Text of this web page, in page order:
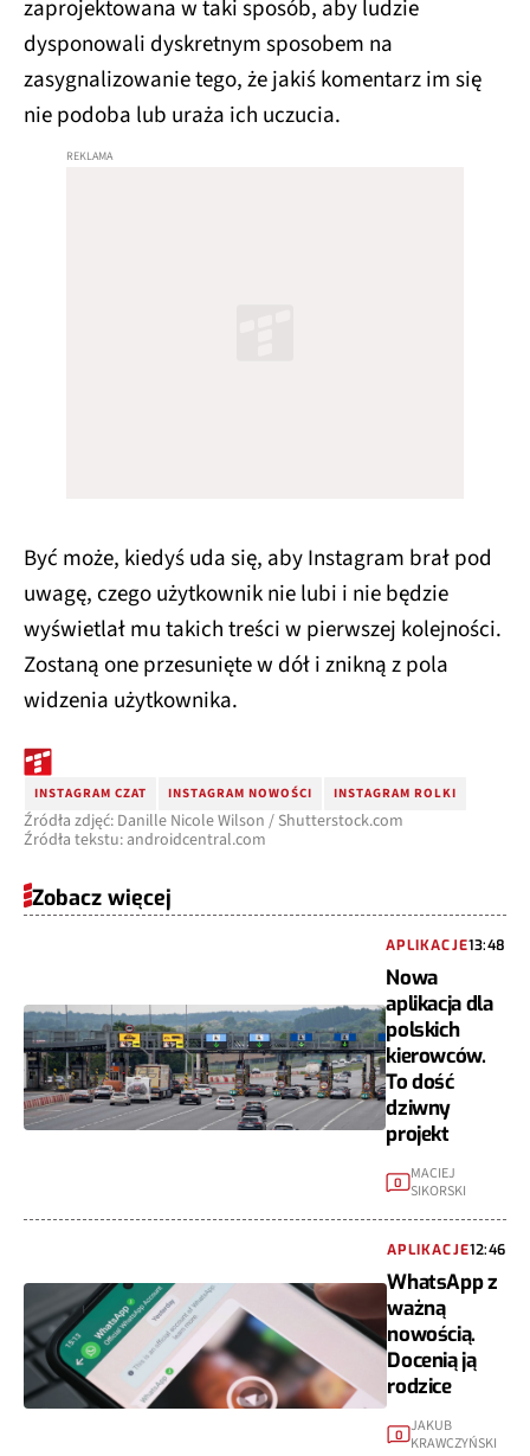
zaprojektowana w taki sposób, aby ludzie
dysponowali dyskretnym sposobem na
zasygnalizowanie tego, że jakiś komentarz im się
nie podoba lub uraża ich uczucia.
Być może, kiedyś uda się, aby Instagram brał pod
uwagę, czego użytkownik nie lubi i nie będzie
wyświetlał mu takich treści w pierwszej kolejności.
Zostaną one przesunięte w dół i znikną z pola
widzenia użytkownika.
INSTAGRAM CZAT INSTAGRAM NOWOŚCI INSTAGRAM ROLKI
Źródła zdjęć: Danille Nicole Wilson / Shutterstock.com
Źródła tekstu: androidcentral.com
Zobacz więcej
APLIKACJE13:48
Nowa
aplikacja dla
polskich
kierowców.
To dość
dziwny
projekt
0 MACIEJ
SIKORSKI
APLIKACJE12:46
WhatsApp z
ważną
nowością.
Docenią ją
rodzice
0 JAKUB
KRAWCZYŃSKI